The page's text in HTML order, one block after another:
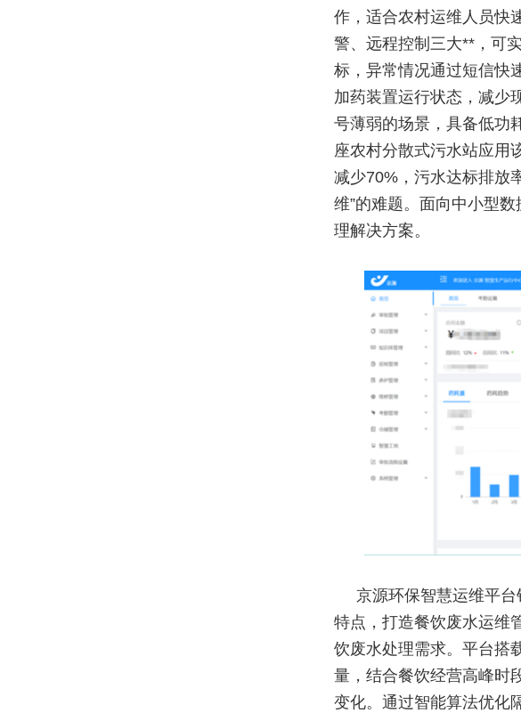
作，适合农村运维人员快
警、远程控制三大**，可
标，异常情况通过短信快
加药装置运行状态，减少
号薄弱的场景，具备低功
座农村分散式污水站应用
减少70%，污水达标排放
维”的难题。面向中小型
理解决方案。
京源环保智慧运维平
特点，打造餐饮废水运维
饮废水处理需求。平台搭
量，结合餐饮经营高峰时
变化。通过智能算法优化